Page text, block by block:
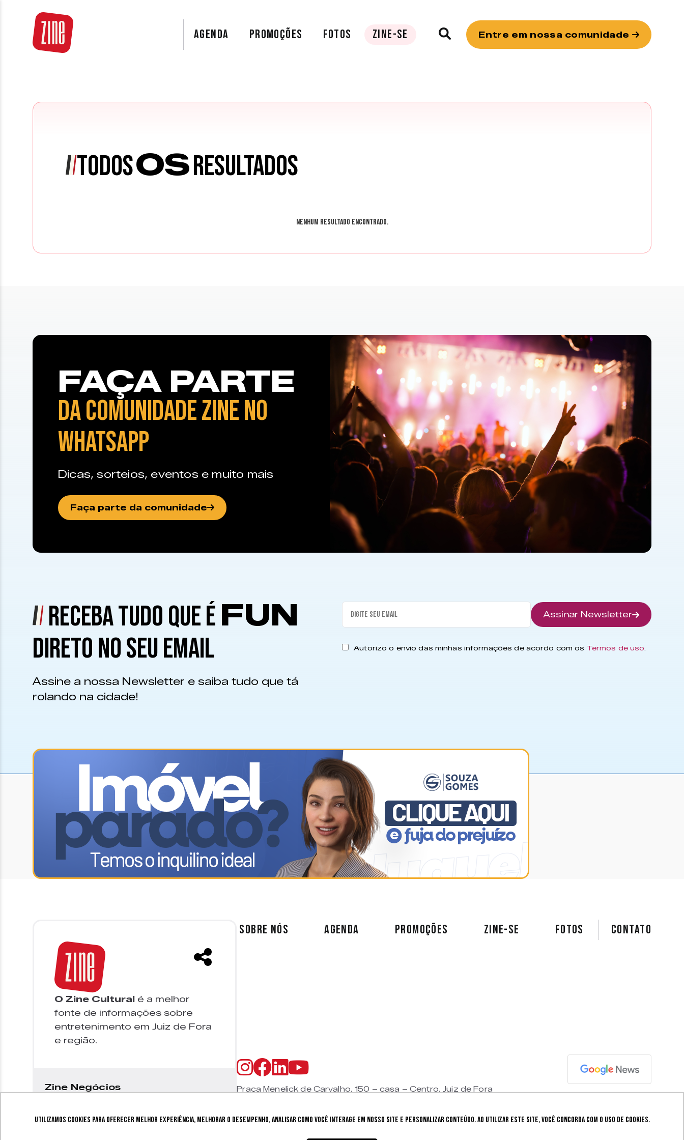
Utilizamos cookies para oferecer melhor experiência, melhorar o desempenho, analisar como você interage em nosso site e personalizar conteúdo. Ao utilizar este site, você concorda com o uso de cookies.
AGENDA PROMOÇÕES FOTOS ZINE-SE Entre em nossa comunidade
TODOSOSRESULTADOS
Nenhum resultado encontrado.
FAÇA PARTE
DA COMUNIDADE ZINE NO
WHATSAPP
Dicas, sorteios, eventos e muito mais
Faça parte da comunidade
RECEBA TUDO QUE ÉFUN
DIRETO NO SEU EMAIL
Assine a nossa Newsletter e saiba tudo que tá
rolando na cidade!
Assinar Newsletter
Autorizo o envio das minhas informações de acordo com os Termos de uso
O Zine Cultural é a melhor
fonte de informações sobre
entretenimento em Juiz de Fora
e região.
Zine Negócios
SOBRE NÓS AGENDA PROMOÇÕES ZINE-SE FOTOS Contato
Praça Menelick de Carvalho, 150 – casa – Centro, Juiz de Fora